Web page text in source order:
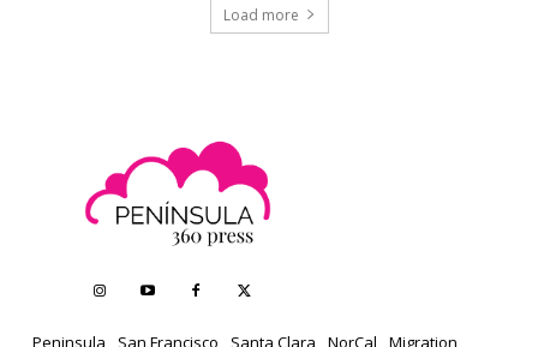
Load more
Peninsula San Francisco Santa Clara NorCal Migration